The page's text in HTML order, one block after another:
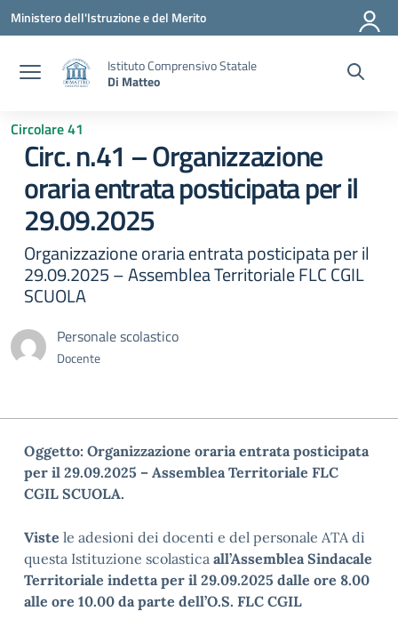
Vai ai contenuti
Vai al menu di navigazione
Vai al footer
Ministero dell'Istruzione e del Merito
Istituto Comprensivo Statale
Di Matteo
Circolare 41
Circ. n.41 – Organizzazione
oraria entrata posticipata per il
29.09.2025
Organizzazione oraria entrata posticipata per il
29.09.2025 – Assemblea Territoriale FLC CGIL
SCUOLA
Personale scolastico
Docente
Oggetto: Organizzazione oraria entrata posticipata
per il 29.09.2025 – Assemblea Territoriale FLC
CGIL SCUOLA.
Viste le adesioni dei docenti e del personale ATA di
questa Istituzione scolastica all’Assemblea Sindacale
Territoriale indetta per il 29.09.2025 dalle ore 8.00
alle ore 10.00 da parte dell’O.S. FLC CGIL